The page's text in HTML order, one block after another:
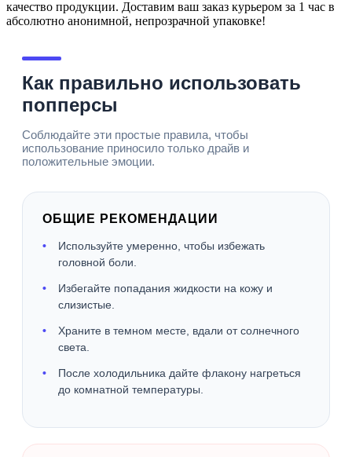
качество продукции. Доставим ваш заказ курьером за 1 час в
абсолютно анонимной, непрозрачной упаковке!
Как правильно использовать
попперсы
Соблюдайте эти простые правила, чтобы
использование приносило только драйв и
положительные эмоции.
ОБЩИЕ РЕКОМЕНДАЦИИ
Используйте умеренно, чтобы избежать
головной боли.
Избегайте попадания жидкости на кожу и
слизистые.
Храните в темном месте, вдали от солнечного
света.
После холодильника дайте флакону нагреться
до комнатной температуры.